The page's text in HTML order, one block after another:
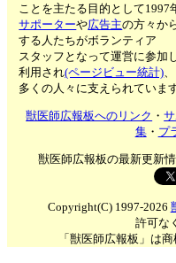
ことを主たる目的として
サポーターや広告主の方々か
する人たちがボランティア
スタッフとなって運営に参加
利用され(ページビュー統計)、
多くの人々に支えられています
獣医師広報板へのリンク ・
集・ プ
獣医師広報板の最新更新
Copyright(C) 1997-2026
許可な
「獣医師広報板」は